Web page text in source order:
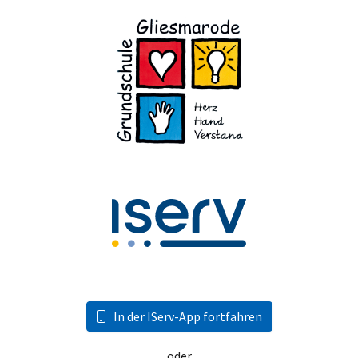
In der IServ-App fortfahren